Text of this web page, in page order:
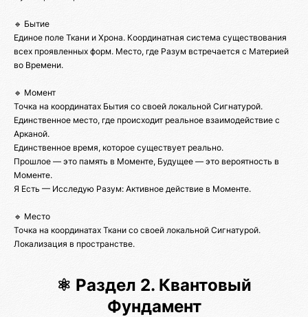
🔹 Бытие
Единое поле Ткани и Хрона. Координатная система существования
всех проявленных форм. Место, где Разум встречается с Материей
во Времени.
🔹 Момент
Точка на координатах Бытия со своей локальной Сигнатурой.
Единственное место, где происходит реальное взаимодействие с
Арканой.
Единственное время, которое существует реально.
Прошлое — это память в Моменте, Будущее — это вероятность в
Моменте.
Я Есть — Исследую Разум: Активное действие в Моменте.
🔹 Место
Точка на координатах Ткани со своей локальной Сигнатурой.
Локализация в пространстве.
⚛️ Раздел 2. Квантовый
Фундамент